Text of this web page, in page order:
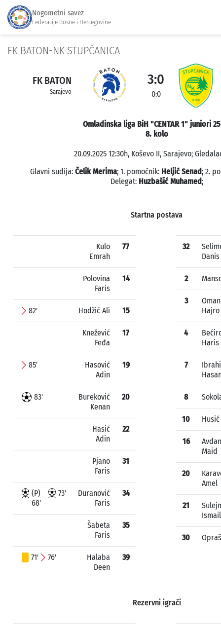
Nogometni savez
Federacije Bosne i Hercegovine
FK BATON-NK STUPČANICA
FK BATON
Sarajevo
3:0
0:0
Omladinska liga BiH "CENTAR 1" juniori
8. kolo
20.09.2025 12:30h, Koševo II, Sarajevo;
Glavni sudija: Čelik Merima; 1. pomoćnik: Heljić Senad; 2.
Delegat: Huzbašić Muhamed;
Startna postava
Kulo
Emrah
77
Polovina
Faris
14
82' Hodžić Ali 15
Knežević
Feđa
17
85'
Hasović
Adin
19
83'
Bureković
Kenan
20
Hasić
Adin
22
Pjano
Faris
31
(P)
68'
73'
Duranović
Faris
34
Šabeta
Faris
35
71' 76'
Halaba
Deen
39
32
Danis
2
3
Hajro
4
Haris
7
8
10
16
Maid
20
Amel
21
Ismail
30
Rezervni igrači